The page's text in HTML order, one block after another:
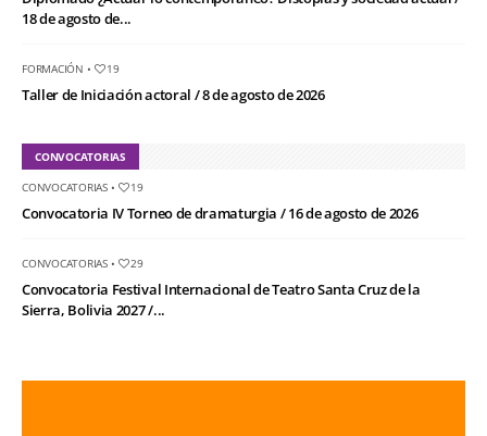
18 de agosto de...
FORMACIÓN • 19
Taller de Iniciación actoral / 8 de agosto de 2026
CONVOCATORIAS
CONVOCATORIAS• 19
Convocatoria IV Torneo de dramaturgia / 16 de agosto de 2026
CONVOCATORIAS• 29
Convocatoria Festival Internacional de Teatro Santa Cruz de la
Sierra, Bolivia 2027 /...